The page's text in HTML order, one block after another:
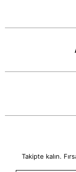
Takipte kalın.